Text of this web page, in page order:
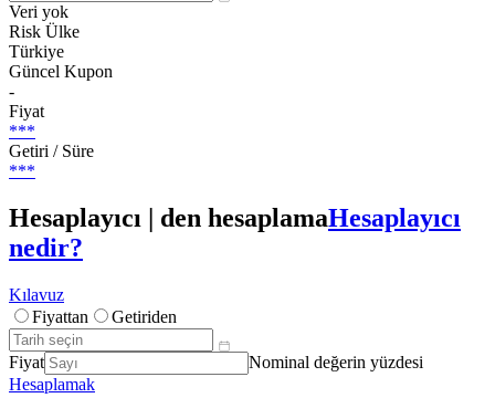
Veri yok
Risk Ülke
Türkiye
Güncel Kupon
-
Fiyat
***
Getiri / Süre
***
Hesaplayıcı | den hesaplamaHesaplayıcı
nedir?
Kılavuz
Fiyattan
Getiriden
Fiyat
Nominal değerin yüzdesi
Hesaplamak